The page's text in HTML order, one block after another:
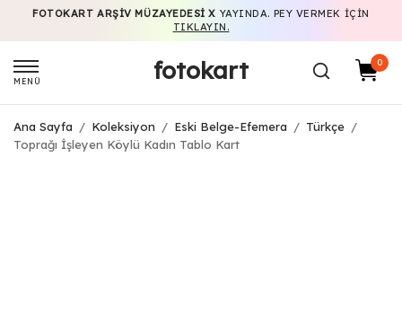
FOTOKART ARŞIV MÜZAYEDESI X YAYINDA. PEY VERMEK IÇIN
TIKLAYIN.
MENÜ fotokart 0
Ana Sayfa / Koleksiyon / Eski Belge-Efemera / Türkçe /
Toprağı İşleyen Köylü Kadın Tablo Kart